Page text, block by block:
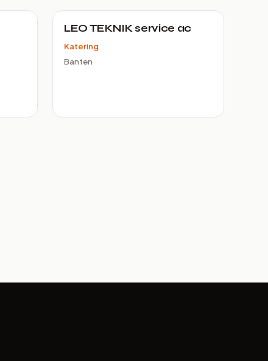
LEO TEKNIK service ac
Katering
Banten